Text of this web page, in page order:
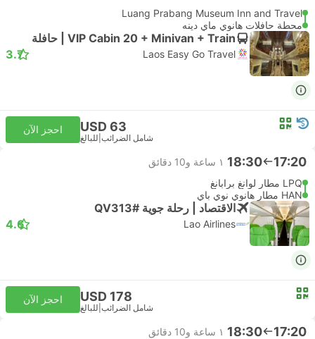
Luang Prabang Museum Inn and Travel
محطة حافلات هانوي ماي دينه
VIP Cabin 20 + Minivan + Train | حافلة
Laos Easy Go Travel
3.7
USD 63
شامل الضرائب للبالغ
احجز الآن
17:20
18:30 ١ ساعة و‫10 دقائق
LPQ مطار لوانغ برابانغ
HAN مطار هانوي نوي باي
الاقتصاد | رحلة جوية #QV313
Lao Airlines
4.6
USD 178
شامل الضرائب للبالغ
احجز الآن
17:20
18:30 ١ ساعة و‫10 دقائق